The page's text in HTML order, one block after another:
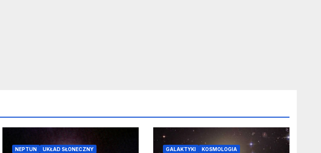
NEPTUN UKŁAD SŁONECZNY GALAKTYKI KOSMOLOGIA